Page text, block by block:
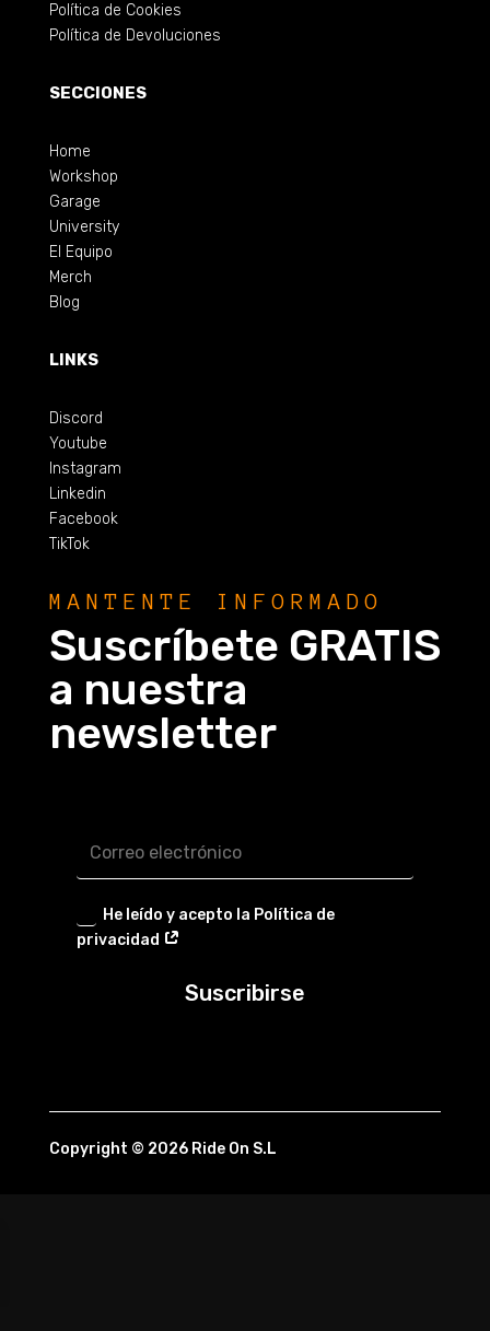
Política de Cookies
Política de Devoluciones
SECCIONES
Home
Workshop
Garage
University
El Equipo
Merch
Blog
LINKS
Discord
Youtube
Instagram
Linkedin
Facebook
TikTok
MANTENTE INFORMADO
Suscríbete GRATIS
a nuestra
newsletter
He leído y acepto la Política de
privacidad
Suscribirse
Copyright © 2026 Ride On S.L